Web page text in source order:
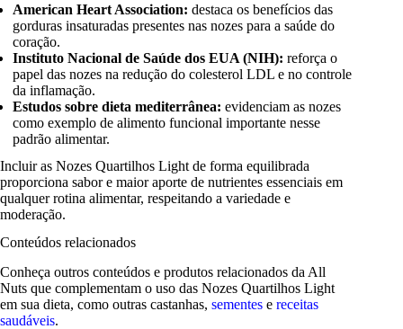
American Heart Association: destaca os benefícios das
gorduras insaturadas presentes nas nozes para a saúde do
coração.
Instituto Nacional de Saúde dos EUA (NIH): reforça o
papel das nozes na redução do colesterol LDL e no controle
da inflamação.
Estudos sobre dieta mediterrânea: evidenciam as nozes
como exemplo de alimento funcional importante nesse
padrão alimentar.
Incluir as Nozes Quartilhos Light de forma equilibrada
proporciona sabor e maior aporte de nutrientes essenciais em
qualquer rotina alimentar, respeitando a variedade e
moderação.
Conteúdos relacionados
Conheça outros conteúdos e produtos relacionados da All
Nuts que complementam o uso das Nozes Quartilhos Light
em sua dieta, como outras castanhas, sementes e receitas
saudáveis.